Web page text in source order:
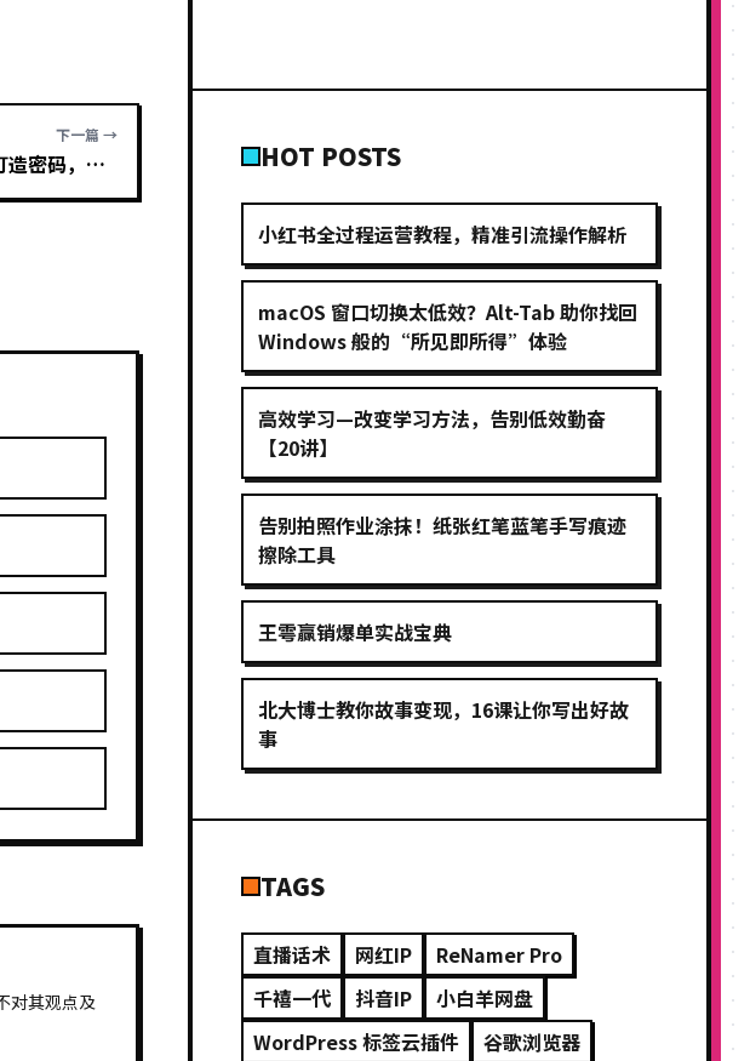
下一篇 →
透透糖账号登顶预备营，高手账号打造密码，普通人学会做抖音的必学课程
对其观点及
HOT POSTS
小红书全过程运营教程，精准引流操作解析
macOS 窗口切换太低效？Alt-Tab 助你找回
Windows 般的“所见即所得”体验
高效学习—改变学习方法，告别低效勤奋
【20讲】
告别拍照作业涂抹！纸张红笔蓝笔手写痕迹
擦除工具
王雩赢销爆单实战宝典
北大博士教你故事变现，16课让你写出好故
事
TAGS
直播话术 网红IP
ReNamer Pro
千禧一代
抖音IP
小白羊网盘
WordPress 标签云插件
谷歌浏览器